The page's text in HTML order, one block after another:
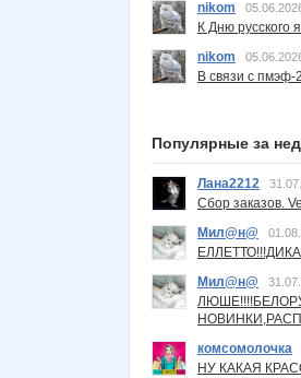
nikom
К Дню русского
nikom
В связи с пмэф-
Популярные за
Лана2212
Сбор заказов.
Мил@н@
Мил@н@
комсомолочка
НУ КАКАЯ